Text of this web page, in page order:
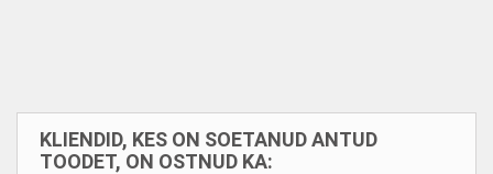
KLIENDID, KES ON SOETANUD ANTUD
TOODET, ON OSTNUD KA: